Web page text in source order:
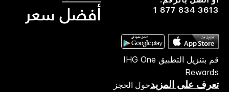
1 877 834 3613
قم بتنزيل التطبيق IHG One
Rewards
تعرف على المزيدحول الحجز